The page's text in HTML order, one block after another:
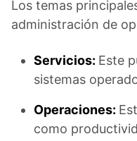
Los temas
administración de
Servicios: Este
sistemas
Operaciones:
como